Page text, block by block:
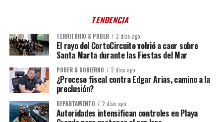
TENDENCIA
TERRITORIO & PODER 2 días ago
El rayo del CortoCircuito volvió a caer sobre
Santa Marta durante las Fiestas del Mar
PODER & GOBIERNO 2 días ago
¿Proceso fiscal contra Edgar Arias, camino a la
preclusión?
DEPARTAMENTO 2 días ago
Autoridades intensifican controles en Playa